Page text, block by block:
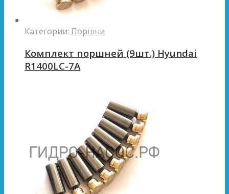
Категории: Поршни
Комплект поршней (9шт.) Hyundai
R1400LC-7A